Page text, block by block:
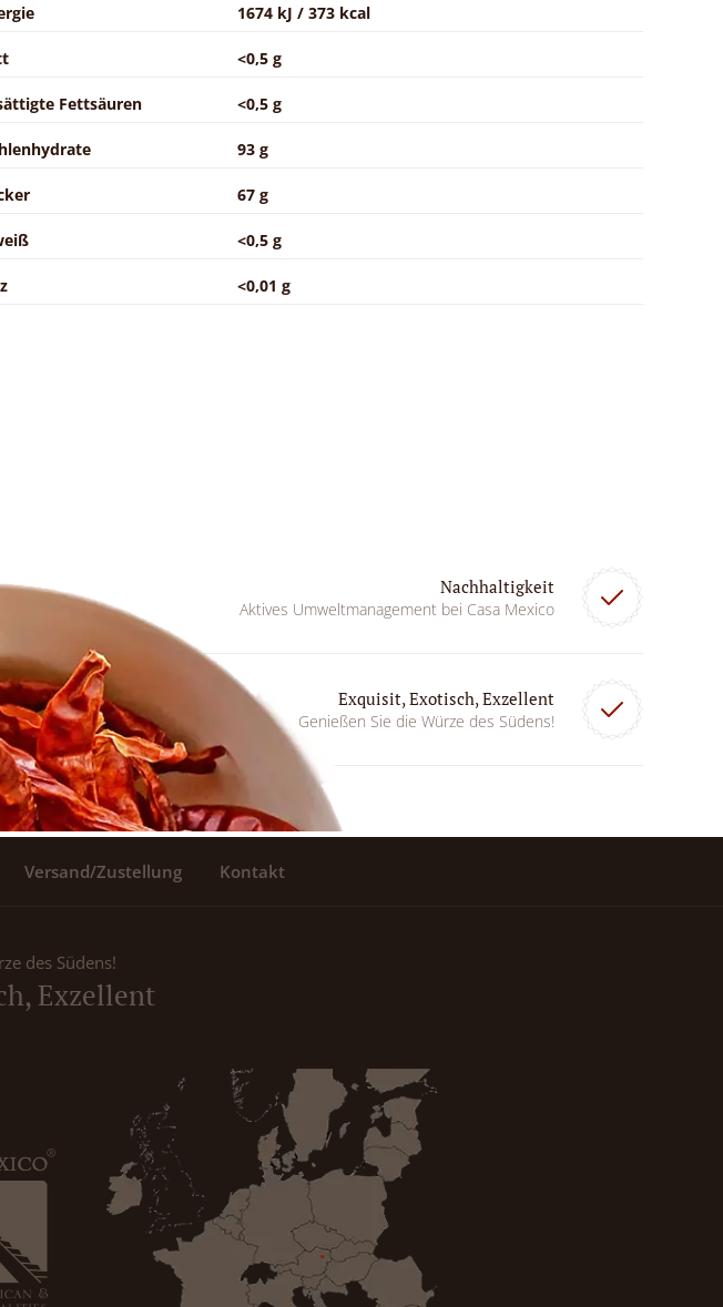
1674 kJ / 373 kcal
<0,5 g
Fettsäuren <0,5 g
93 g
67 g
<0,5 g
<0,01 g
Nachhaltigkeit
Aktives Umweltmanagement bei Casa Mexico
Exquisit, Exotisch, Exzellent
Genießen Sie die Würze des Südens!
Versand/Zustellung Kontakt
des Südens!
Exzellent